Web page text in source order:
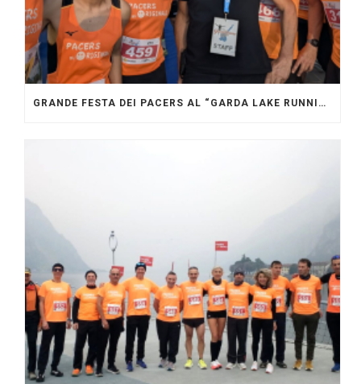
GRANDE FESTA DEI PACERS AL “GARDA LAKE RUNNING FESTIVAL”